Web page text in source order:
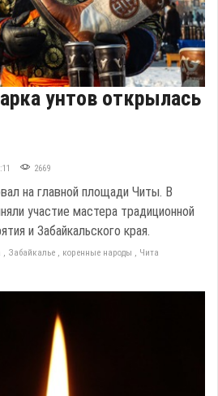
унтов открылась
2669
на главной площади Читы. В
участие мастера традиционной
и Забайкальского края.
, Забайкалье , коренные народы , Чита